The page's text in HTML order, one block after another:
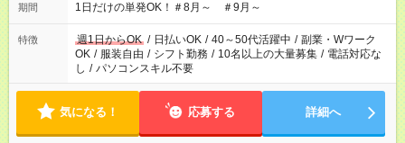
期間 1日だけの単発OK！＃8月～ ＃9月～
特徴 週1日からOK / 日払いOK / 40～50代活躍中 / 副業・Wワーク
OK / 服装自由 / シフト勤務 / 10名以上の大量募集 / 電話対応な
し / パソコンスキル不要
気になる！ 応募する 詳細へ